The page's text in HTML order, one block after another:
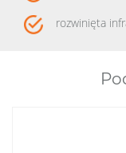
rozwinięta